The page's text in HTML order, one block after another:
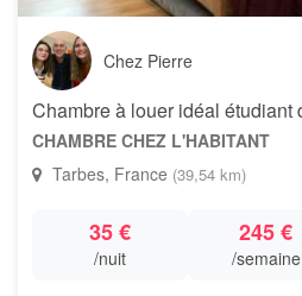
Chez Pierre
CHAMBRE CHEZ L'HABITANT
Tarbes, France (39,54 km)
35 €
/nuit
245 €
/semaine